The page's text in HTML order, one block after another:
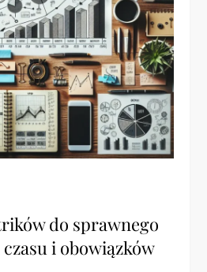
do sprawnego
i obowiązków